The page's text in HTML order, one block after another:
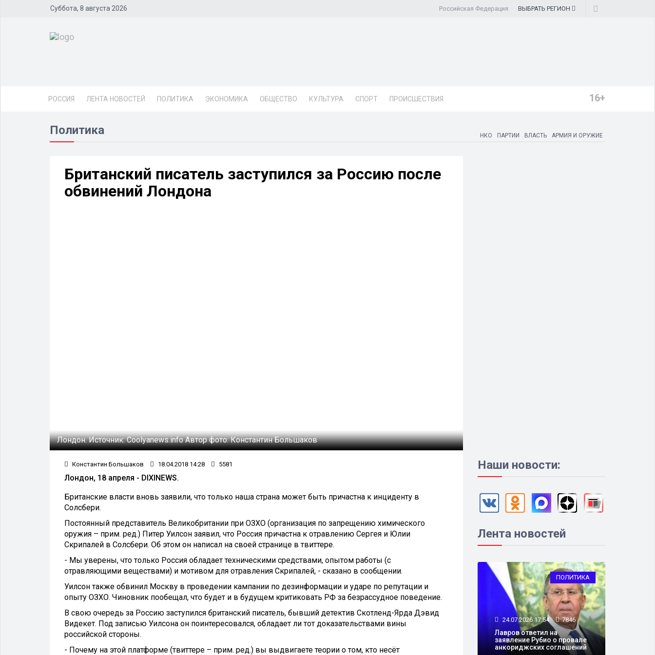
Суббота, 8 августа 2026 Российская Федерация ВЫБРАТЬ РЕГИОН
РОССИЯ ЛЕНТА НОВОСТЕЙ ПОЛИТИКА ЭКОНОМИКА ОБЩЕСТВО КУЛЬТУРА СПОРТ ПРОИСШЕСТВИЯ 16+
Политика НКО ПАРТИИ ВЛАСТЬ АРМИЯ И ОРУЖИЕ
Британский писатель заступился за Россию после
обвинений Лондона
Лондон.Источник:Coolyanews.infoАвтор фото:Константин Большаков
Константин Большаков 18.04.2018 14:28 5581
Лондон, 18 апреля - DIXINEWS.
Британские власти вновь заявили, что только наша страна может быть причастна к инциденту в
Солсбери.
Постоянный представитель Великобритании при ОЗХО (организация по запрещению химического
оружия – прим. ред.) Питер Уилсон заявил, что Россия причастна к отравлению Сергея и Юлии
Скрипалей в Солсбери. Об этом он написал на своей странице в твиттере.
- Мы уверены, что только Россия обладает техническими средствами, опытом работы (с
отравляющими веществами) и мотивом для отравления Скрипалей, - сказано в сообщении.
Уилсон также обвинил Москву в проведении кампании по дезинформации и ударе по репутации и
опыту ОЗХО. Чиновник пообещал, что будет и в будущем критиковать РФ за безрассудное поведение.
В свою очередь за Россию заступился британский писатель, бывший детектив Скотленд-Ярда Дэвид
Видекет. Под записью Уилсона он поинтересовался, обладает ли тот доказательствами вины
российской стороны.
- Почему на этой платформе (твиттере – прим. ред.) вы выдвигаете теории о том, кто несёт
Наши новости:
Лента новостей
ПОЛИТИКА
24.07.2026 17:54 7846
Лавров ответил на
заявление Рубио о провале
анкориджских соглашений